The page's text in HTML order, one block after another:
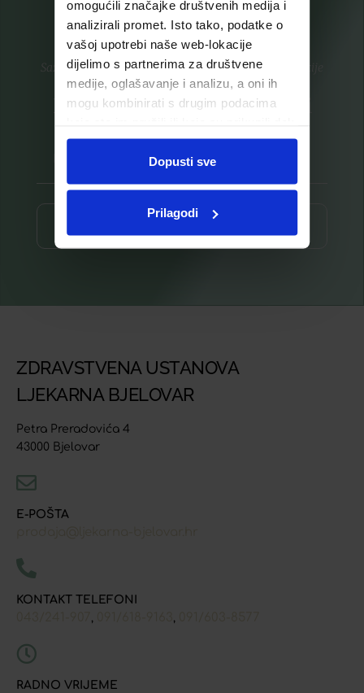
omogućili značajke društvenih medija i
analizirali promet. Isto tako, podatke o
vašoj upotrebi naše web-lokacije
dijelimo s partnerima za društvene
medije, oglašavanje i analizu, a oni ih
mogu kombinirati s drugim podacima
ste upotrebljavali njihove usluge.
Dopusti sve
Prilagodi
Saznajte prvi za nove proizvode i ekskluzivne promocije
Prijavite se na listu za novosti
ZDRAVSTVENA USTANOVA
LJEKARNA BJELOVAR
Petra Preradovića 4
43000 Bjelovar
E-POŠTA
KONTAKT TELEFONI
, ,
RADNO VRIJEME